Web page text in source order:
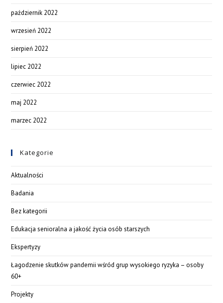
październik 2022
wrzesień 2022
sierpień 2022
lipiec 2022
czerwiec 2022
maj 2022
marzec 2022
Kategorie
Aktualności
Badania
Bez kategorii
Edukacja senioralna a jakość życia osób starszych
Ekspertyzy
Łagodzenie skutków pandemii wśród grup wysokiego ryzyka – osoby
60+
Projekty